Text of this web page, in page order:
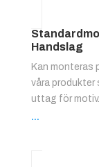
Handslag
Kan monteras
våra produkter
uttag för motiv.
...